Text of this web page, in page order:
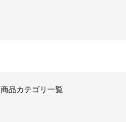
商品カテゴリ一覧